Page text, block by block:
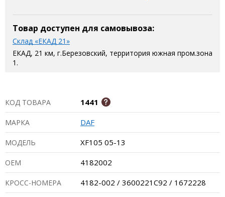
Товар доступен для самовывоза:
Склад «ЕКАД 21»
ЕКАД, 21 км, г.Березовский, территория южная пром.зона
1.
КОД ТОВАРА 1441
МАРКА DAF
МОДЕЛЬ XF105 05-13
ОЕМ 4182002
КРОСС-НОМЕРА 4182-002 / 3600221C92 / 1672228